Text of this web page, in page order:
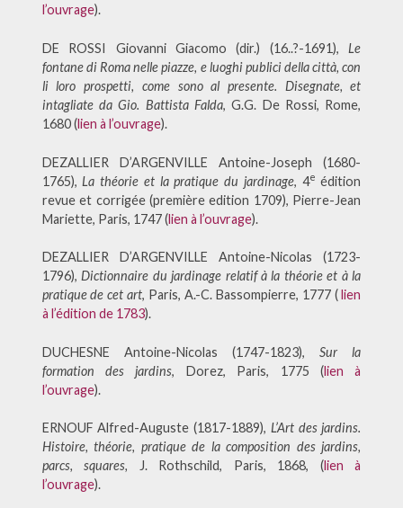
l’ouvrage).
DE ROSSI Giovanni Giacomo (dir.) (16..?-1691), Le
fontane di Roma nelle piazze, e luoghi publici della città, con
li loro prospetti, come sono al presente. Disegnate, et
intagliate da Gio. Battista Falda, G.G. De Rossi, Rome,
1680 (lien à l’ouvrage).
DEZALLIER D’ARGENVILLE Antoine-Joseph (1680-
1765), La théorie et la pratique du jardinage, 4e édition
revue et corrigée (première edition 1709), Pierre-Jean
Mariette, Paris, 1747 (lien à l’ouvrage).
DEZALLIER D’ARGENVILLE Antoine-Nicolas (1723-
1796), Dictionnaire du jardinage relatif à la théorie et à la
pratique de cet art, Paris, A.-C. Bassompierre, 1777 (lien
à l’édition de 1783).
DUCHESNE Antoine-Nicolas (1747-1823),Sur la
formation des jardins, Dorez, Paris, 1775 (lien à
l’ouvrage).
ERNOUF Alfred-Auguste (1817-1889), L’Art des jardins.
Histoire, théorie, pratique de la composition des jardins,
parcs, squares, J. Rothschild, Paris, 1868, (lien à
l’ouvrage).